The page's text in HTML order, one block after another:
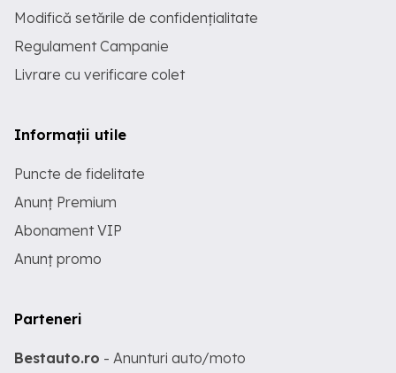
Modifică setările de confidențialitate
Regulament Campanie
Livrare cu verificare colet
Informații utile
Puncte de fidelitate
Anunț Premium
Abonament VIP
Anunț promo
Parteneri
Bestauto.ro - Anunturi auto/moto